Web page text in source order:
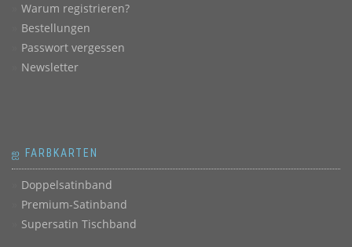
Warum registrieren?
Bestellungen
Passwort vergessen
Newsletter
ஐ FARBKARTEN
Doppelsatinband
Premium-Satinband
Supersatin Tischband